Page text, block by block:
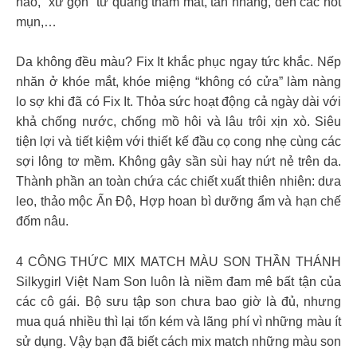
mụn,…
Da không đều màu? Fix It khắc phục ngay tức khắc. Nếp
nhăn ở khóe mắt, khóe miệng “không có cửa” làm nàng
lo sợ khi đã có Fix It. Thỏa sức hoạt động cả ngày dài với
khả chống nước, chống mồ hôi và lâu trôi xịn xò. Siêu
tiện lợi và tiết kiệm với thiết kế đầu cọ cong nhẹ cùng các
sợi lông tơ mềm. Không gây sần sùi hay nứt nẻ trên da.
Thành phần an toàn chứa các chiết xuất thiên nhiên: dưa
leo, thảo mộc Ấn Độ, Hợp hoan bì dưỡng ẩm và hạn chế
đốm nâu.
4 CÔNG THỨC MIX MATCH MÀU SON THẦN THÁNH
Silkygirl Việt Nam Son luôn là niềm đam mê bất tận của
các cô gái. Bộ sưu tập son chưa bao giờ là đủ, nhưng
mua quá nhiều thì lại tốn kém và lãng phí vì những màu ít
sử dụng. Vậy bạn đã biết cách mix match những màu son